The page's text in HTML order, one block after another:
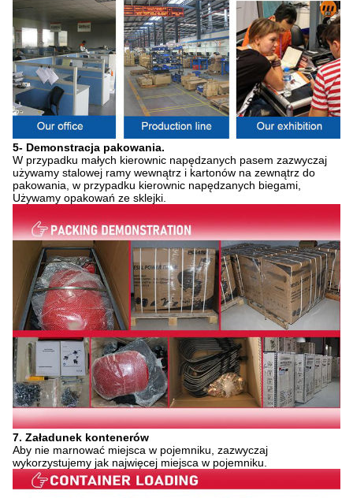
5- Demonstracja pakowania.
W przypadku małych kierownic napędzanych pasem zazwyczaj
używamy stalowej ramy wewnątrz i kartonów na zewnątrz do
pakowania, w przypadku kierownic napędzanych biegami,
Używamy opakowań ze sklejki.
7. Załadunek kontenerów
Aby nie marnować miejsca w pojemniku, zazwyczaj
wykorzystujemy jak najwięcej miejsca w pojemniku.